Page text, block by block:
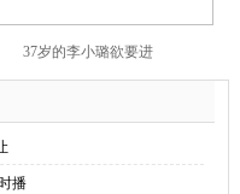
37岁的李小璐欲要进
播